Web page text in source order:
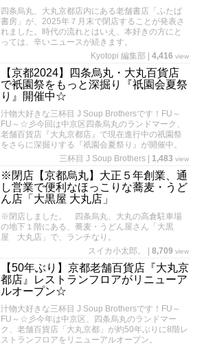
四条烏丸、大丸京都店内にある老舗書店「ふたば
書房」が、2025年７月末で閉店することが発表さ
れました。時代の流れとはいえ、本好きの方にと
っては、辛いニュースが続きます。
Kyotopi 編集部
4,416 view
【京都2024】四条烏丸・大丸百貨店
で衹園祭をもっと深掘り『祇園会夏祭
り』開催中☆
汁物大好きな三杯目 J Soup Brothersです！FU～
FU～☆彡今回は中京区四条烏丸のランドマーク、
老舗百貨店『大丸京都店』で現在進行中の祇園祭
をさらに深掘りする『祇園会夏祭り』が開催中。
三杯目 J Soup Brothers
1,483 view
※閉店【京都烏丸】大正５年創業、通
し営業で便利なほっこりな蕎麦・うど
ん店「大黒屋 大丸店」
※閉店しました。 四条烏丸、大丸の高倉駐車場
の地下１階にある、蕎麦・うどん屋さん「大黒
屋 大丸店」で、ランチなり。
スイカ小太郎。
8,709 view
【50年ぶり】京都老舗百貨店『大丸京
都店』レストランフロアがリニューア
ルオープン☆
汁物大好きな三杯目 J Soup Brothersです！FU～
FU～☆彡今年は中京区、四条烏丸のランドマー
ク、老舗百貨店「大丸京都」が約50年ぶりに8階レ
ストランフロアをリニューアルオープン。